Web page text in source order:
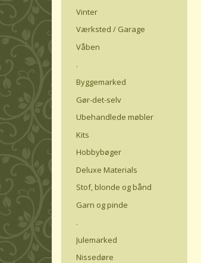
Vinter
Værksted / Garage
Våben
.
Byggemarked
Gør-det-selv
Ubehandlede møbler
Kits
Hobbybøger
Deluxe Materials
Stof, blonde og bånd
Garn og pinde
.
Julemarked
Nissedøre